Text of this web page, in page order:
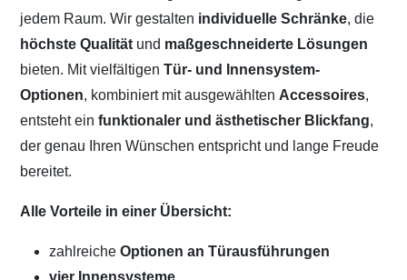
jedem Raum. Wir gestalten individuelle Schränke, die
höchste Qualität und maßgeschneiderte Lösungen
bieten. Mit vielfältigenTür- und Innensystem-
Optionen, kombiniert mit ausgewählten Accessoires,
entsteht einfunktionaler und ästhetischer Blickfang,
der genau Ihren Wünschen entspricht und lange Freude
bereitet.
Alle Vorteile in einer Übersicht:
zahlreicheOptionen an Türausführungen